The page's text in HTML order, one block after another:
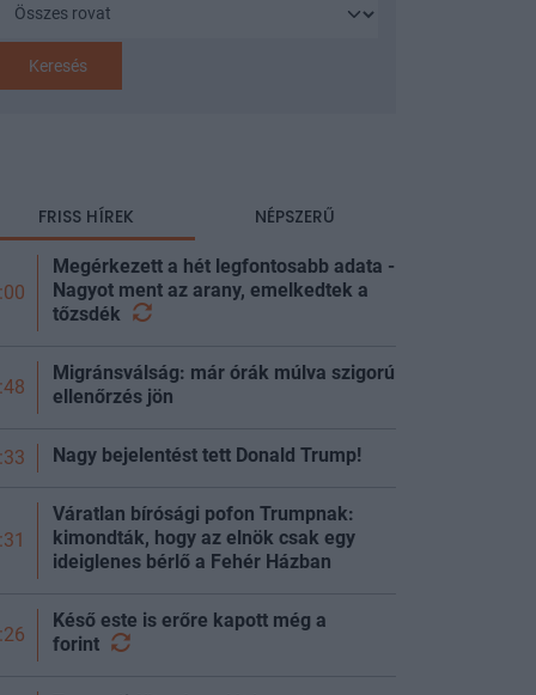
Keresés
FRISS HÍREK NÉPSZERŰ
Megérkezett a hét legfontosabb adata -
Nagyot ment az arany, emelkedtek a
tőzsdék
Migránsválság: már órák múlva szigorú
ellenőrzés jön
Nagy bejelentést tett Donald Trump!
Váratlan bírósági pofon Trumpnak:
kimondták, hogy az elnök csak egy
ideiglenes bérlő a Fehér Házban
Késő este is erőre kapott még a
forint